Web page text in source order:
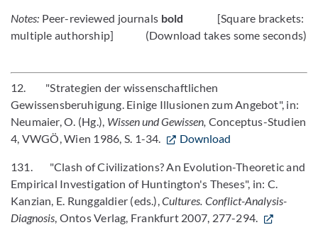
Notes: Peer-reviewed journals bold [Square brackets:
multiple authorship] (Download takes some seconds)
12. "Strategien der wissenschaftlichen
Gewissensberuhigung. Einige Illusionen zum An­ge­bot", in:
Neumaier, O. (Hg.), Wissen und Ge­wissen, Conceptus-Studien
4, VWGÖ, Wien 1986, S. 1-34.
Download
131. "Clash of Civilizations? An Evolution-Theoretic and
Empirical Investigation of Huntington's Theses", in: C.
Kanzian, E. Runggaldier (eds.),Cultures. Conflict-Analysis-
Diagnosis, Ontos Verlag, Frankfurt 2007, 277-294.